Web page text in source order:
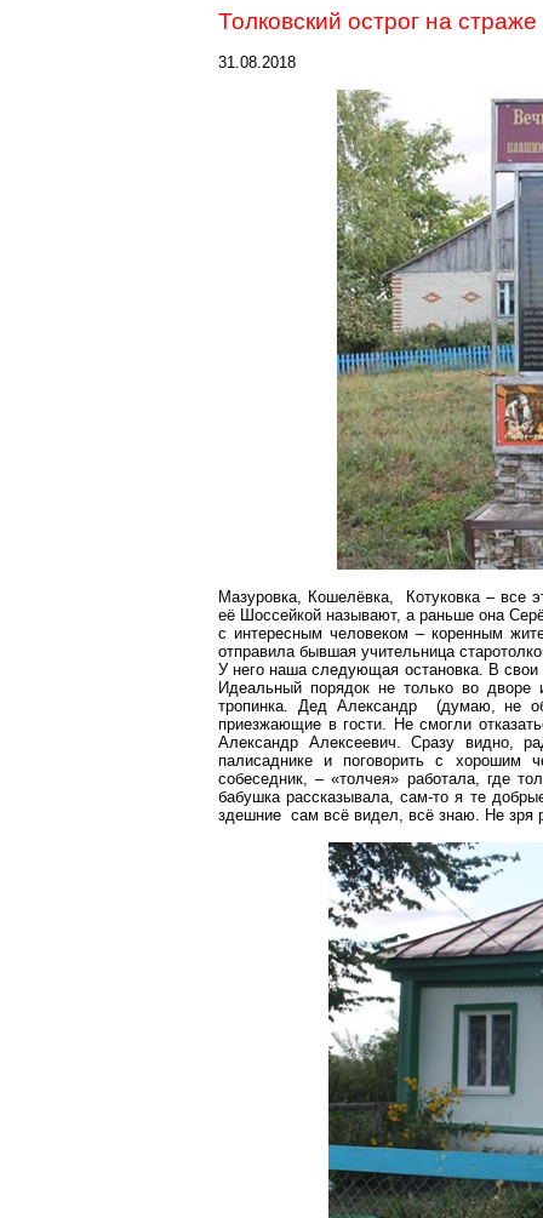
Толковский острог на
31.08.2018
Мазуровка, Кошелёвка, Котуковка– все
её Шоссейкой называют, а раньше она
с интересным человеком – коренным
отправила бывшая учительница
У него наша следующая остановка. В
Идеальный порядок не только во
тропинка. Дед Александр (думаю, не
приезжающие в гости. Не смогли
Александр Алексеевич. Сразу видно,
палисаднике и поговорить с хорошим
собеседник, – «толчея» работала, где
бабушка рассказывала, сам-то я те
здешние сам всё видел, всё знаю. Не зря